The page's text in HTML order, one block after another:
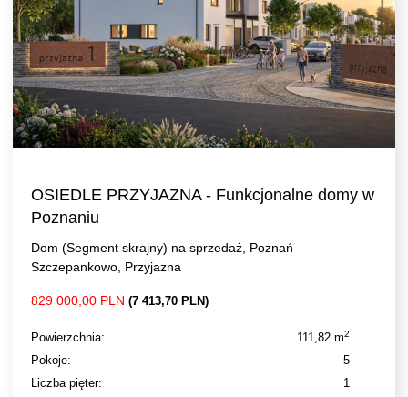
OSIEDLE PRZYJAZNA - Funkcjonalne domy w
Poznaniu
Dom (Segment skrajny) na sprzedaż, Poznań
Szczepankowo, Przyjazna
829 000,00 PLN (7 413,70 PLN)
Powierzchnia: 111,82 m2
Pokoje:
5
Liczba pięter:
1